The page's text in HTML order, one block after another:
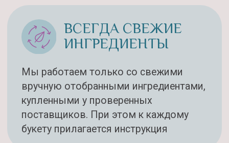
развалился.
Смотреть скриншот
АЛЛА
Превзошли все ожидания!!!
Я в восторге!!!
И без дневного света и с ним.
Корзина выглядит превосходно!!!